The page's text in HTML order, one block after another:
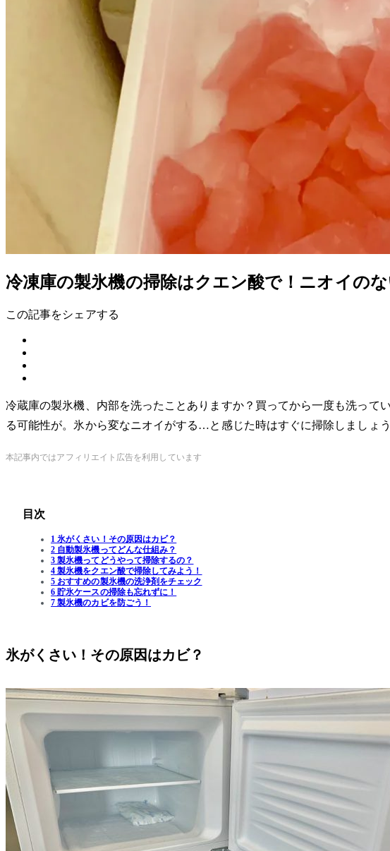
冷凍庫の製氷機の掃除はクエン酸で！ニオイの
この記事をシェアする
冷蔵庫の製氷機、内部を洗ったことありますか？買ってから一度も洗っ
る可能性が。氷から変なニオイがする…と感じた時はすぐに掃除しましょ
本記事内ではアフィリエイト広告を利用しています
目次
1 氷がくさい！その原因はカビ？
2 自動製氷機ってどんな仕組み？
3 製氷機ってどうやって掃除するの？
4 製氷機をクエン酸で掃除してみよう！
5 おすすめの製氷機の洗浄剤をチェック
6 貯氷ケースの掃除も忘れずに！
7 製氷機のカビを防ごう！
氷がくさい！その原因はカビ？